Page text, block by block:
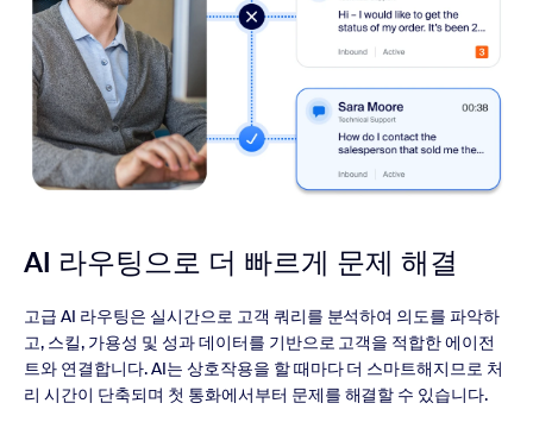
AI 라우팅으로 더 빠르게 문제 해결
고급 AI 라우팅은 실시간으로 고객 쿼리를 분석하여 의도를 파악하
고, 스킬, 가용성 및 성과 데이터를 기반으로 고객을 적합한 에이전
트와 연결합니다. AI는 상호작용을 할 때마다 더 스마트해지므로 처
리 시간이 단축되며 첫 통화에서부터 문제를 해결할 수 있습니다.